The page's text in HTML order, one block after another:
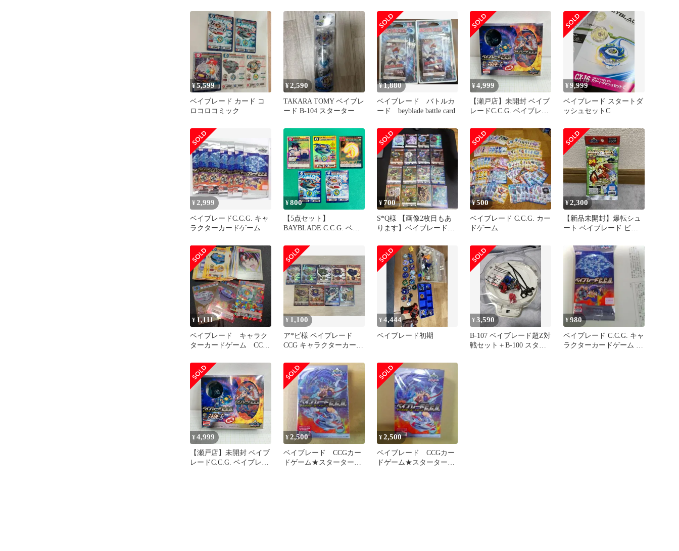
物
ロマンデッキ ゲームトイ
カードバトル ロックマン
エグゼ6 チップトランス
ミッター 玩具 レア品 コ
レクター向け
チップ6枚
¥5,599
ベイブレード カード コ
ロコロコミック
¥2,590
TAKARA TOMY ベイブレ
ード B-104 スターター
¥1,880
ベイブレード バトルカ
ード beyblade battle card
¥4,999
【瀬戸店】未開封 ベイブ
レードC.C.G. ベイブレー
リアバージョンS 同梱パ
ック 限定 爆転シュート
ベイブレード キャラクタ
ーカードゲーム【724-
5763】
¥9,999
ベイブレード スタートダ
ッシュセットC
¥2,999
ベイブレードC.C.G. キャ
ラクターカードゲーム
¥800
【5点セット】
BAYBLADE C.C.G. ベイ
ードゲーム キラ レア ト
レーディングカード トレ
カ カードダス G6
¥700
S*Q様 【画像2枚目もあ
ります】ベイブレード
ム まとめ
¥500
ベイブレード C.C.G. カー
ドゲーム
¥2,300
【新品未開封】爆転シュ
ート ベイブレード ビッ
タカラ
¥ 1,111
ベイブレード キャラク
ターカードゲーム CCG
¥ 1,100
ア*ビ様 ベイブレード
CCG キャラクターカード
¥4,444
ベイブレード初期
¥3,590
B-107 ベイブレード超Z対
戦セット＋B-100 スター
¥980
ベイブレード C.C.G. キャ
ラクターカードゲーム ブ
¥4,999
【瀬戸店】未開封 ベイブ
レードC.C.G. ベイブレー
¥2,500
ベイブレード CCGカー
ドゲーム★スターター★
¥2,500
ベイブレード CCGカー
ドゲーム★スターター★